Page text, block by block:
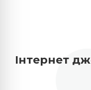
Інтернет